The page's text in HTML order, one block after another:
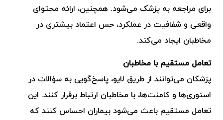
برای مراجعه به پزشک می‌شود. همچنین، ارائه محتوای
واقعی و شفافیت در عملکرد، حس اعتماد بیشتری در
مخاطبان ایجاد می‌کند.
تعامل مستقیم با مخاطبان
پزشکان می‌توانند از طریق لایو، پاسخ‌گویی به سؤالات در
استوری‌ها و کامنت‌ها، با مخاطبان ارتباط برقرار کنند. این
تعامل مستقیم باعث می‌شود بیماران احساس کنند که